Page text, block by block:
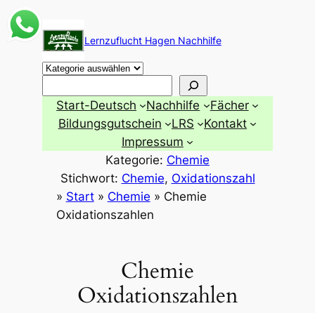
Zum
Inhalt
springen
Lernzuflucht Hagen Nachhilfe
Start-Deutsch Nachhilfe
Fächer
Bildungsgutschein
LRS
Kontakt
Impressum
Kategorie: Chemie
Stichwort: Chemie, Oxidationszahl
» Start» Chemie » Chemie
Oxidationszahlen
Chemie
Oxidationszahlen